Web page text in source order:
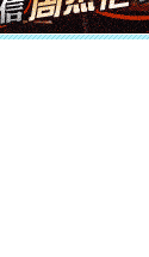
[元旦]当
泣，这痛